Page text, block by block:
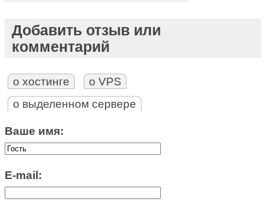
Добавить отзыв или
комментарий
о хостинге
о VPS
о выделенном сервере
Ваше имя:
E-mail: